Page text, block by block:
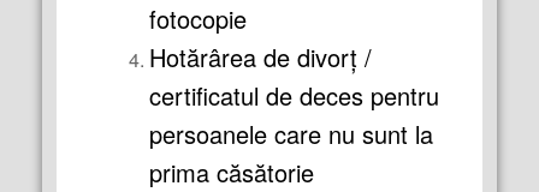
fotocopie
Hotărârea de divorţ /
certificatul de deces pentru
persoanele care nu sunt la
prima căsătorie